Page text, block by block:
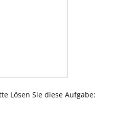
Lösen Sie diese Aufgabe: